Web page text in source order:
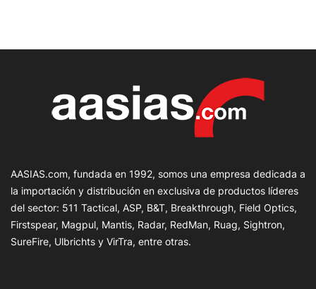
AASIAS.com, fundada en 1992, somos una empresa dedicada a
la importación y distribución en exclusiva de productos líderes
del sector: 511 Tactical, ASP, B&T, Breakthrough, Field Optics,
Firstspear, Magpul, Mantis, Radar, RedMan, Ruag, Sightron,
SureFire, Ulbrichts y VirTra, entre otras.